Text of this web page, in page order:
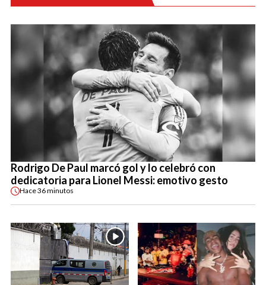
Rodrigo De Paul marcó gol y lo celebró con
dedicatoria para Lionel Messi: emotivo gesto
Hace36 minutos